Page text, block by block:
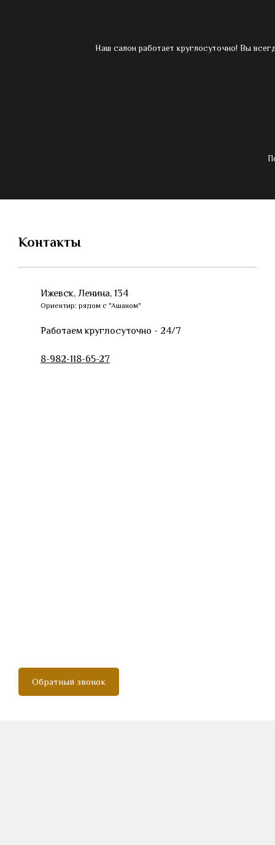
Наш салон работает круглосуточно! Вы
Контакты
Ижевск, Ленина, 134
Ориентир: рядом с "Ашаном"
Работаем круглосуточно - 24/7
8-982-118-65-27
Обратный звонок